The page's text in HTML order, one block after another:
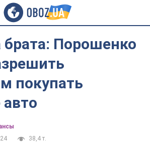
брата: Порошенко
покупать
38,4 т.